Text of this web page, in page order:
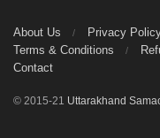
About Us Privacy
Terms & Conditions
Contact
© 2015-21 Uttarakhand